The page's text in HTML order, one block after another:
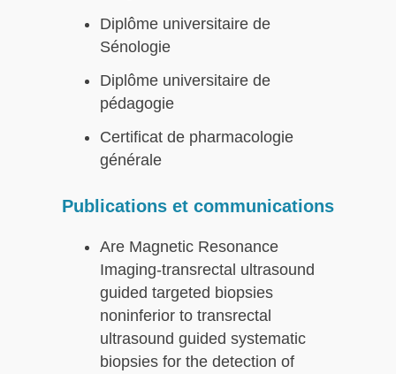
Diplôme universitaire de
Sénologie
Diplôme universitaire de
pédagogie
Certificat de pharmacologie
générale
Publications et communications
Are Magnetic Resonance
Imaging-transrectal ultrasound
guided targeted biopsies
noninferior to transrectal
ultrasound guided systematic
biopsies for the detection of